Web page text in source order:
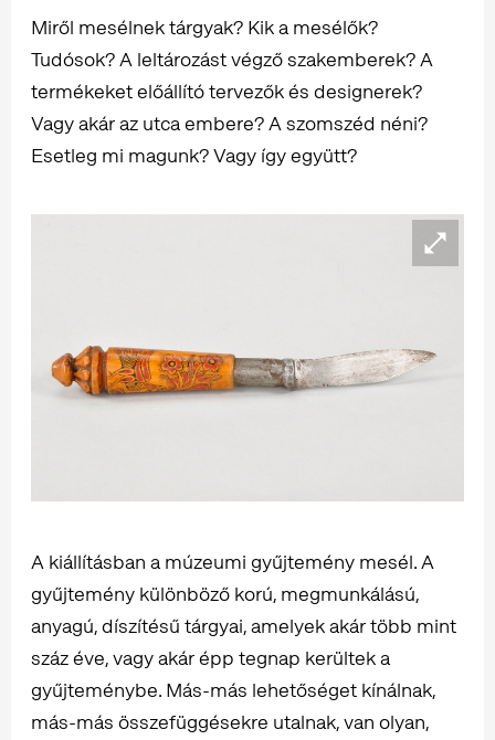
Miről mesélnek tárgyak? Kik a mesélők?
Tudósok? A leltározást végző szakemberek? A
termékeket előállító tervezők és designerek?
Vagy akár az utca embere? A szomszéd néni?
Esetleg mi magunk? Vagy így együtt?
A kiállításban a múzeumi gyűjtemény mesél. A
gyűjtemény különböző korú, megmunkálású,
anyagú, díszítésű tárgyai, amelyek akár több mint
száz éve, vagy akár épp tegnap kerültek a
gyűjteménybe. Más-más lehetőséget kínálnak,
más-más összefüggésekre utalnak, van olyan,